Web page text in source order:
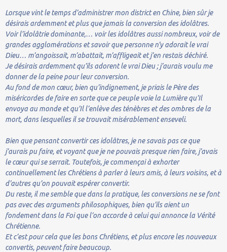
Lorsque vint le temps d’administrer mon district en Chine, bien sûr je
désirais ardemment et plus que jamais la conversion des idolâtres.
Voir l’idolâtrie dominante,… voir les idolâtres aussi nombreux, voir de
grandes agglomérations et savoir que personne n’y adorait le vrai
Dieu… m’angoissait, m’abattait, m’affligeait et j’en restais déchiré.
Je désirais ardemment qu’ils adorent le vrai Dieu ; j’aurais voulu me
donner de la peine pour leur conversion.
Au fond de mon cœur, bien qu’indignement, je priais le Père des
miséricordes de faire en sorte que ce peuple voie la Lumière qu’Il
envoya au monde et qu’Il l’enlève des ténèbres et des ombres de la
mort, dans lesquelles il se trouvait misérablement enseveli.
Bien que pensant convertir ces idolâtres, je ne savais pas ce que
j’aurais pu faire, et voyant que je ne pouvais presque rien faire, j’avais
le cœur qui se serrait. Toutefois, je commençai à exhorter
continuellement les Chrétiens à parler à leurs amis, à leurs voisins, et à
d’autres qu’on pouvait espérer convertir.
Du reste, il me semble que dans la pratique, les conversions ne se font
pas avec des arguments philosophiques, bien qu’ils aient un
fondement dans la Foi que l’on accorde à celui qui annonce la Vérité
Chrétienne.
Et c’est pour cela que les bons Chrétiens, et plus encore les nouveaux
convertis, peuvent faire beaucoup.